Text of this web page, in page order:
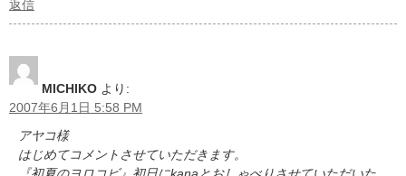
返信
MICHIKO より:
2007年6月1日 5:58 PM
アヤコ様
はじめてコメントさせていただきます。